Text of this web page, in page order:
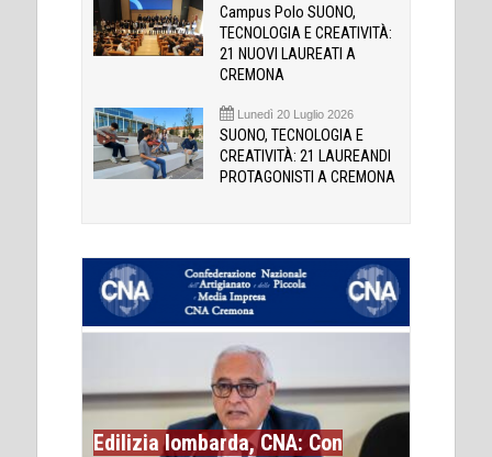
Campus Polo SUONO,
TECNOLOGIA E CREATIVITÀ:
21 NUOVI LAUREATI A
CREMONA
Lunedì 20 Luglio 2026
SUONO, TECNOLOGIA E
CREATIVITÀ: 21 LAUREANDI
PROTAGONISTI A CREMONA
Edilizia lombarda, CNA: Con